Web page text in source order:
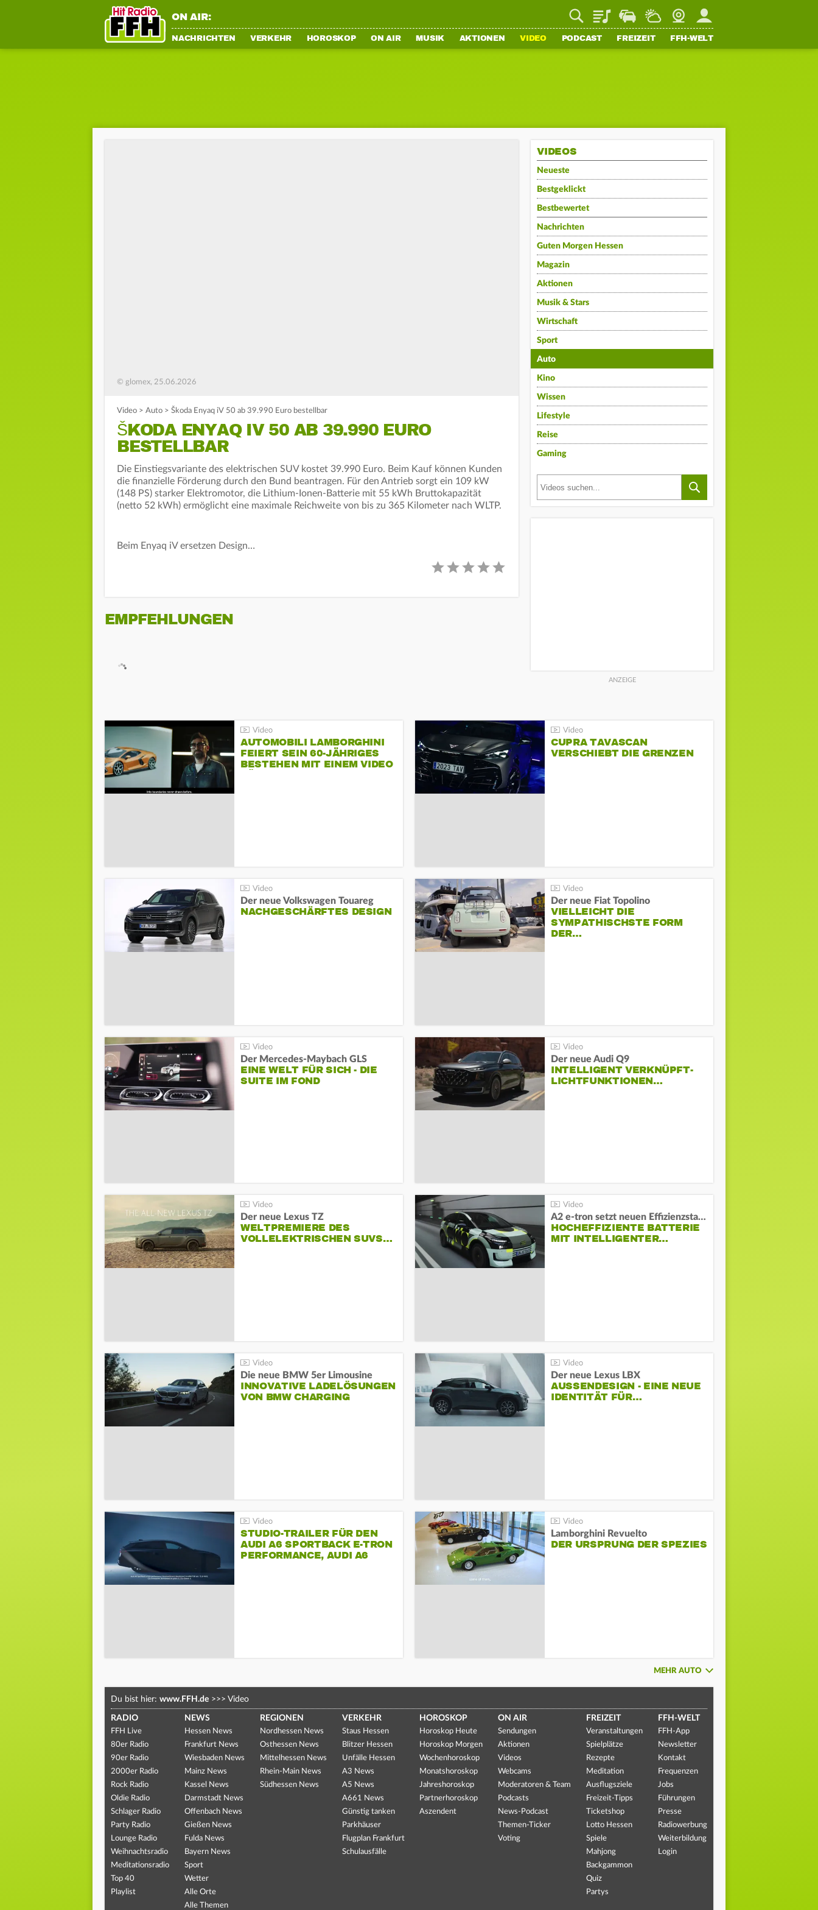
ON AIR: PlaylistStaupilotWetterWebcamMein FFH
NACHRICHTEN VERKEHR HOROSKOP ON AIR MUSIK AKTIONEN VIDEO PODCAST FREIZEIT FFH-WELT
© glomex, 25.06.2026
Video > Auto > Škoda Enyaq iV 50 ab 39.990 Euro bestellbar
ŠKODA ENYAQ IV 50 AB 39.990 EURO
BESTELLBAR
Die Einstiegsvariante des elektrischen SUV kostet 39.990 Euro. Beim Kauf können Kunden
die finanzielle Förderung durch den Bund beantragen. Für den Antrieb sorgt ein 109 kW
(148 PS) starker Elektromotor, die Lithium-Ionen-Batterie mit 55 kWh Bruttokapazität
(netto 52 kWh) ermöglicht eine maximale Reichweite von bis zu 365 Kilometer nach WLTP.
Beim Enyaq iV ersetzen Design…
EMPFEHLUNGEN
VIDEOS
Neueste
Bestgeklickt
Bestbewertet
Nachrichten
Guten Morgen Hessen
Magazin
Aktionen
Musik & Stars
Wirtschaft
Sport
Auto
Kino
Wissen
Lifestyle
Reise
Gaming
AUTOMOBILI LAMBORGHINI
FEIERT SEIN 60-JÄHRIGES
BESTEHEN MIT EINEM VIDEO
CUPRA TAVASCAN
VERSCHIEBT DIE GRENZEN
Der neue Volkswagen Touareg
NACHGESCHÄRFTES DESIGN
Der neue Fiat Topolino
VIELLEICHT DIE
SYMPATHISCHSTE FORM
DER…
Der Mercedes‑Maybach GLS
EINE WELT FÜR SICH - DIE
SUITE IM FOND
Der neue Audi Q9
INTELLIGENT VERKNÜPFT-
LICHTFUNKTIONEN…
Der neue Lexus TZ
WELTPREMIERE DES
VOLLELEKTRISCHEN SUVS…
A2 e-tron setzt neuen Effizienzstandard bei Audi
HOCHEFFIZIENTE BATTERIE
MIT INTELLIGENTER…
Die neue BMW 5er Limousine
INNOVATIVE LADELÖSUNGEN
VON BMW CHARGING
Der neue Lexus LBX
AUSSENDESIGN - EINE NEUE I
DENTITÄT FÜR…
STUDIO-TRAILER FÜR DEN
AUDI A6 SPORTBACK E-TRON
PERFORMANCE, AUDI A6
Lamborghini Revuelto
DER URSPRUNG DER SPEZIES
MEHR AUTO
Du bist hier: www.FFH.de >>> Video
RADIO
FFH Live
80er Radio
90er Radio
2000er Radio
Rock Radio
Oldie Radio
Schlager Radio
Party Radio
Lounge Radio
Weihnachtsradio
Meditationsradio
Top 40
Playlist
NEWS
Hessen News
Frankfurt News
Wiesbaden News
Mainz News
Kassel News
Darmstadt News
Offenbach News
Gießen News
Fulda News
Bayern News
Sport
Wetter
Alle Orte
Alle Themen
REGIONEN
Nordhessen News
Osthessen News
Mittelhessen News
Rhein-Main News
Südhessen News
VERKEHR
Staus Hessen
Blitzer Hessen
Unfälle Hessen
A3 News
A5 News
A661 News
Günstig tanken
Parkhäuser
Flugplan Frankfurt
Schulausfälle
HOROSKOP
Horoskop Heute
Horoskop Morgen
Wochenhoroskop
Monatshoroskop
Jahreshoroskop
Partnerhoroskop
Aszendent
ON AIR
Sendungen
Aktionen
Videos
Webcams
Moderatoren & Team
Podcasts
News-Podcast
Themen-Ticker
Voting
FREIZEIT
Veranstaltungen
Spielplätze
Rezepte
Meditation
Ausflugsziele
Freizeit-Tipps
Ticketshop
Lotto Hessen
Spiele
Mahjong
Backgammon
Quiz
Partys
FFH-WELT
FFH-App
Newsletter
Kontakt
Frequenzen
Jobs
Führungen
Presse
Radiowerbung
Weiterbildung
Login